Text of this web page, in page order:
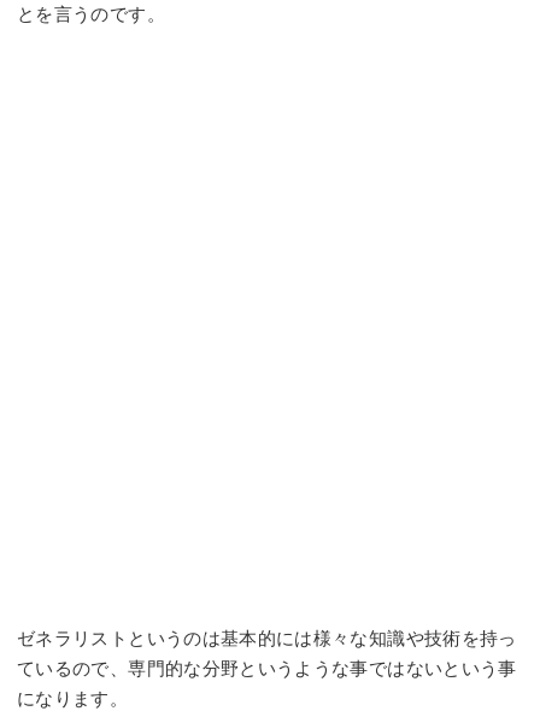
とを言うのです。
ゼネラリストというのは基本的には様々な知識や技術を持っ
ているので、専門的な分野というような事ではないという事
になります。